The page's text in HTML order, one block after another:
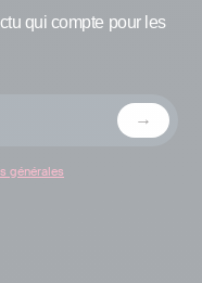
qui compte pour les
générales